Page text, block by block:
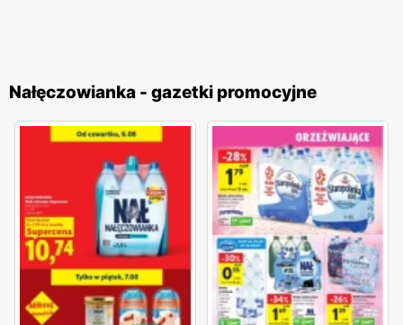
Nałęczowianka - gazetki promocyjne